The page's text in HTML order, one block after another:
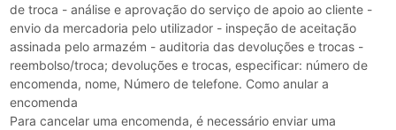
de troca - análise e aprovação do serviço de apoio ao cliente -
envio da mercadoria pelo utilizador - inspeção de aceitação
assinada pelo armazém - auditoria das devoluções e trocas -
reembolso/troca; devoluções e trocas, especificar: número de
encomenda, nome, Número de telefone. Como anular a
encomenda
Para cancelar uma encomenda, é necessário enviar uma